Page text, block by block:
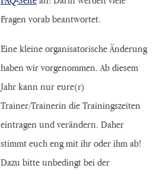
Fragen vorab beantwortet.
Eine kleine organisatorische Änderung
haben wir vorgenommen. Ab diesem
Jahr kann nur eure(r)
Trainer/Trainerin die Trainingszeiten
eintragen und verändern. Daher
stimmt euch eng mit ihr oder ihm ab!
Dazu bitte unbedingt bei der